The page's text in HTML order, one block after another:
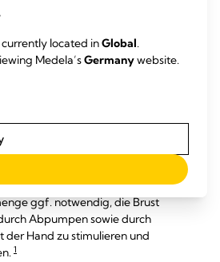
Intervention zum richtigen Zeitpunkt
Chancen zum Erreichen ihrer
ist es zum Erreichen einer
ggf. notwendig, die Brust
Abpumpen sowie durch
der Hand zu stimulieren und
1
located inGlobal.
Medela’sGermanywebsite.